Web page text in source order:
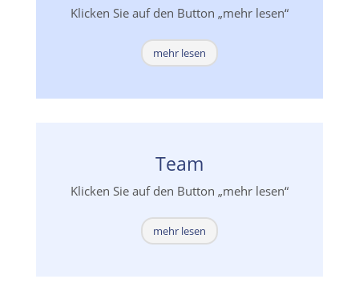
Klicken Sie auf den Button „mehr lesen“
mehr lesen
Team
Klicken Sie auf den Button „mehr lesen“
mehr lesen